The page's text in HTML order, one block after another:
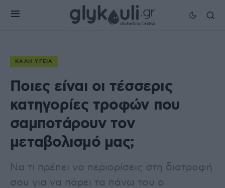
ΚΑΛΉ ΥΓΕΊΑ
Ποιες είναι οι τέσσερις
κατηγορίες τροφών που
σαμποτάρουν τον
μεταβολισμό μας;
Να τι πρέπει να περιορίσεις στη διατροφή
σου για να πάρει τα πάνω του ο